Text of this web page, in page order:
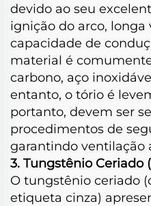
devido ao seu
ignição do arco, longa
capacidade de
material é
carbono, aço
entanto, o tório é
portanto, devem ser
procedimentos de
garantindo ventilação
3. Tungstênio Ceriado
O tungstênio ceriado
etiqueta cinza)